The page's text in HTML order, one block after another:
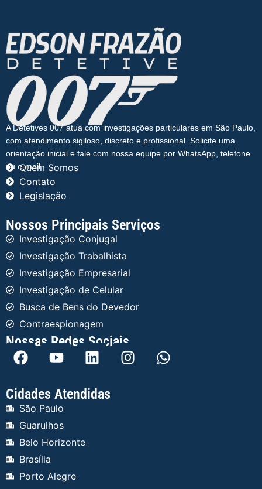
A Detetives 007 atua com investigações particulares em São Paulo,
com atendimento sigiloso, discreto e profissional. Solicite uma
orientação inicial e fale com nossa equipe por WhatsApp, telefone
ou e-mail.
Quem Somos
Contato
Legislação
Nossos Principais Serviços
Investigação Conjugal
Investigação Trabalhista
Investigação Empresarial
Investigação de Celular
Busca de Bens do Devedor
Contraespionagem
Nossas Redes Sociais
Cidades Atendidas
São Paulo
Guarulhos
Belo Horizonte
Brasília
Porto Alegre